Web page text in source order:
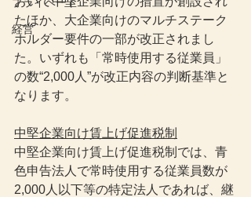
経営
たほか、大企業向けのマルチステーク
ホルダー要件の一部が改正されまし
た。いずれも「常時使用する従業員」
の数“2,000人”が改正内容の判断基準と
なります。
中堅企業向け賃上げ促進税制
中堅企業向け賃上げ促進税制では、青
色申告法人で常時使用する従業員数が
2,000人以下等の特定法人であれば、継